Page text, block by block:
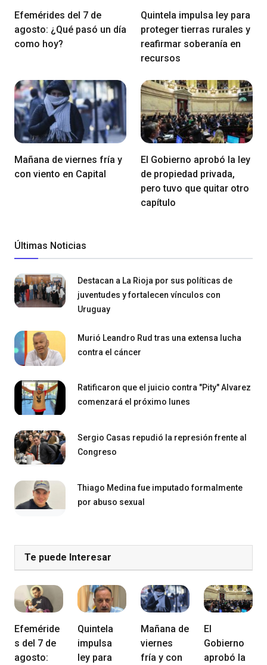
Efemérides del 7 de
agosto: ¿Qué pasó un día
como hoy?
Quintela impulsa ley para
proteger tierras rurales y
reafirmar soberanía en
recursos
Mañana de viernes fría y
con viento en Capital
El Gobierno aprobó la ley
de propiedad privada,
pero tuvo que quitar otro
capítulo
Últimas Noticias
Destacan a La Rioja por sus políticas de
juventudes y fortalecen vínculos con
Uruguay
Murió Leandro Rud tras una extensa lucha
contra el cáncer
Ratificaron que el juicio contra "Pity" Alvarez
comenzará el próximo lunes
Sergio Casas repudió la represión frente al
Congreso
Thiago Medina fue imputado formalmente
por abuso sexual
Te puede Interesar
Efeméride
s del 7 de
agosto:
Quintela
impulsa
ley para
Mañana de
viernes
fría y con
El
Gobierno
aprobó la